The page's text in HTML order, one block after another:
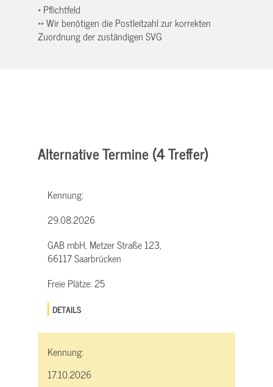
* Pflichtfeld
** Wir benötigen die Postleitzahl zur korrekten
Zuordnung der zuständigen SVG
Alternative Termine (4 Treffer)
Kennung:
29.08.2026
GAB mbH, Metzer Straße 123,
66117 Saarbrücken
Freie Plätze:25
DETAILS
Kennung:
17.10.2026